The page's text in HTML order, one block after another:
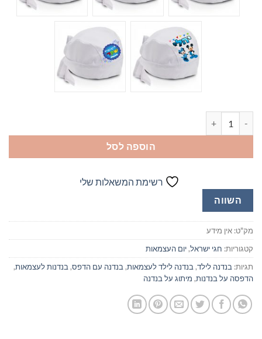
הוספה לסל
רשימת המשאלות שלי
השווה
מק"ט:אין מידע
קטגוריות:חגי ישראל,יום העצמאות
תגיות:בנדנה לילד,בנדנה לילד לעצמאות,בנדנה עם הדפס,בנדנות לעצמאות,
הדפסה על בנדנות,מיתוג על בנדנה